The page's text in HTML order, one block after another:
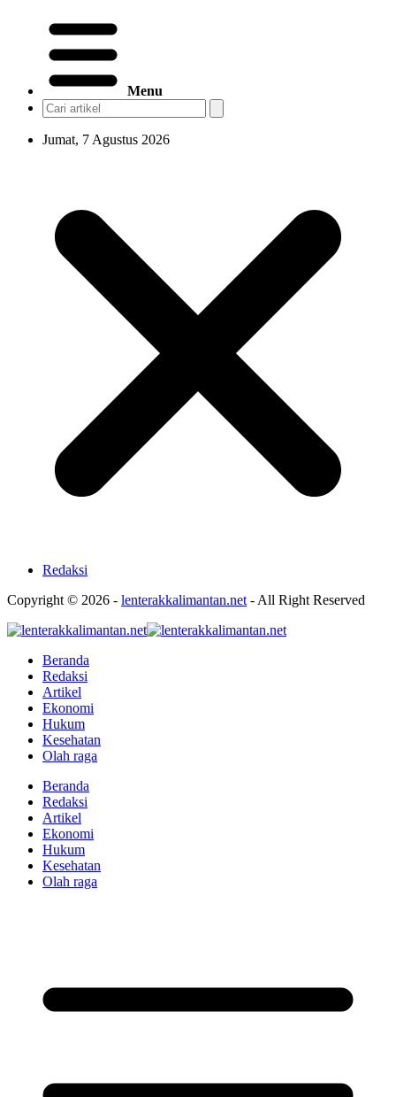
Menu
Jumat, 7 Agustus 2026
Redaksi
Copyright © 2026 - lenterakkalimantan.net - All Right Reserved
Beranda
Redaksi
Artikel
Ekonomi
Hukum
Kesehatan
Olah raga
Beranda
Redaksi
Artikel
Ekonomi
Hukum
Kesehatan
Olah raga